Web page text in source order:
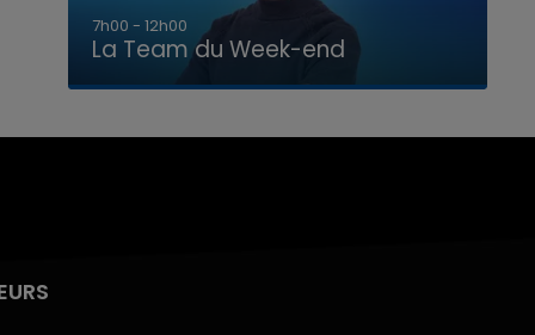
16h00 - 20h00
La Team du Week-end